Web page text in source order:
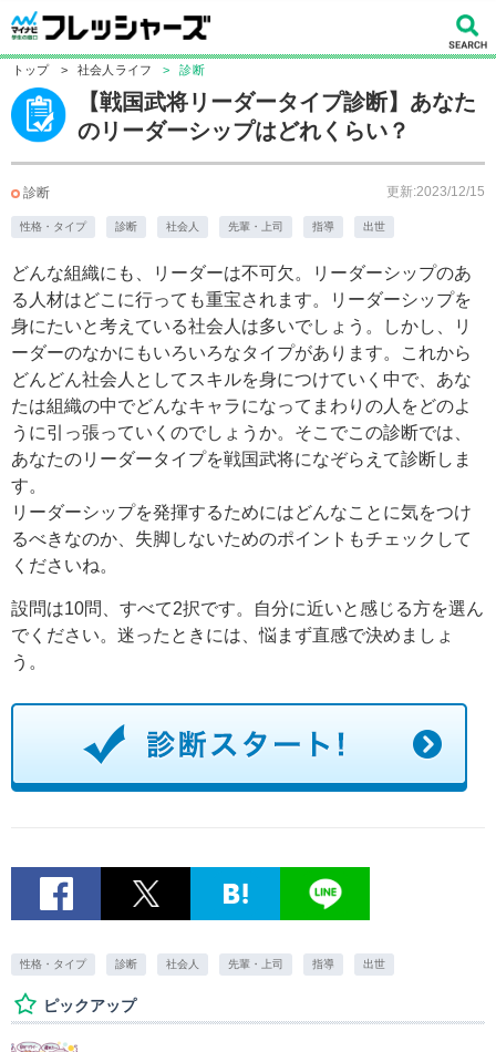
トップ > 社会人ライフ > 診断
【戦国武将リーダータイプ診断】あなた
のリーダーシップはどれくらい？
診断 更新:2023/12/15
性格・タイプ 診断 社会人 先輩・上司 指導 出世
どんな組織にも、リーダーは不可欠。リーダーシップのあ
る人材はどこに行っても重宝されます。リーダーシップを
身にたいと考えている社会人は多いでしょう。しかし、リ
ーダーのなかにもいろいろなタイプがあります。これから
どんどん社会人としてスキルを身につけていく中で、あな
たは組織の中でどんなキャラになってまわりの人をどのよ
うに引っ張っていくのでしょうか。そこでこの診断では、
あなたのリーダータイプを戦国武将になぞらえて診断しま
す。
リーダーシップを発揮するためにはどんなことに気をつけ
るべきなのか、失脚しないためのポイントもチェックして
くださいね。
設問は10問、すべて2択です。自分に近いと感じる方を選ん
でください。迷ったときには、悩まず直感で決めましょ
う。
性格・タイプ 診断 社会人 先輩・上司 指導 出世
ピックアップ